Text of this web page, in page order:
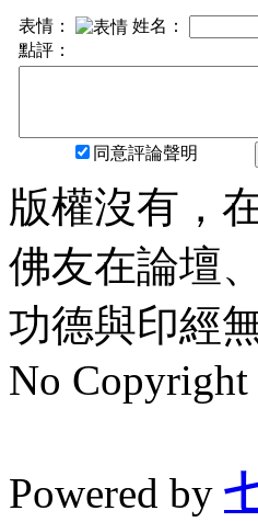
表情： 姓名：
點評：
同意評論聲明
版權沒有，
佛友在論壇
功德與印經無
No Copyright
Powered by